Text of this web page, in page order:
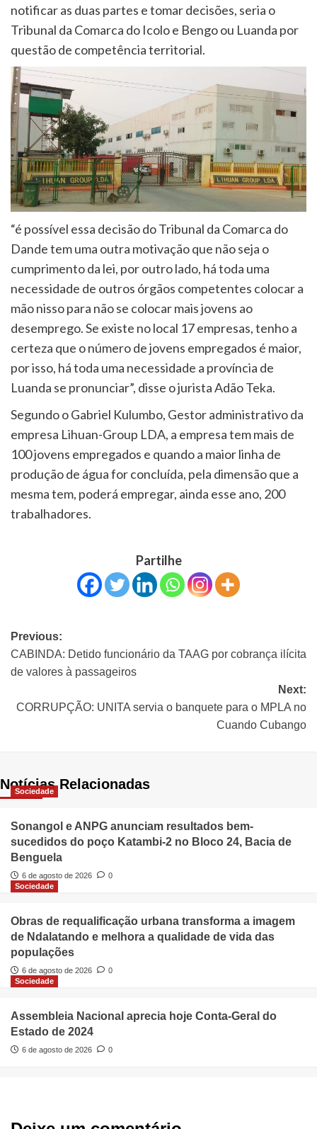
notificar as duas partes e tomar decisões, seria o
Tribunal da Comarca do Icolo e Bengo ou Luanda por
questão de competência territorial.
“é possível essa decisão do Tribunal da Comarca do
Dande tem uma outra motivação que não seja o
cumprimento da lei, por outro lado, há toda uma
necessidade de outros órgãos competentes colocar a
mão nisso para não se colocar mais jovens ao
desemprego. Se existe no local 17 empresas, tenho a
certeza que o número de jovens empregados é maior,
por isso, há toda uma necessidade a província de
Luanda se pronunciar”, disse o jurista Adão Teka.
Segundo o Gabriel Kulumbo, Gestor administrativo da
empresa Lihuan-Group LDA, a empresa tem mais de
100 jovens empregados e quando a maior linha de
produção de água for concluída, pela dimensão que a
mesma tem, poderá empregar, ainda esse ano, 200
trabalhadores.
Partilhe
Previous:
CABINDA: Detido funcionário da TAAG por cobrança ilícita
de valores à passageiros
Next:
CORRUPÇÃO: UNITA servia o banquete para o MPLA no
Cuando Cubango
Notícias Relacionadas
Sociedade
Sonangol e ANPG anunciam resultados bem-
sucedidos do poço Katambi-2 no Bloco 24, Bacia de
Benguela
6 de agosto de 2026
0
Sociedade
Obras de requalificação urbana transforma a imagem
de Ndalatando e melhora a qualidade de vida das
populações
6 de agosto de 2026
0
Sociedade
Assembleia Nacional aprecia hoje Conta-Geral do
Estado de 2024
6 de agosto de 2026 0